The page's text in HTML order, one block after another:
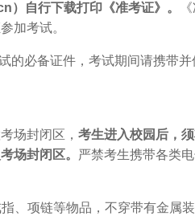
自行下载打印《准考证》。
加考试。
的必备证件，考试期间请携带并
场封闭区， 考生进入校园后，
场封闭区。 严禁考生携带各类
、项链等物品，不穿带有金属